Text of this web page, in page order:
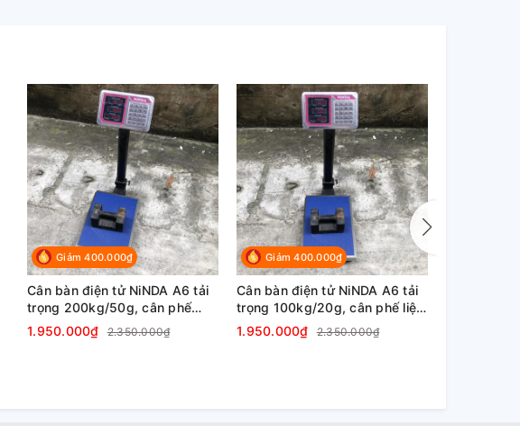
Giảm 400.000₫
Cân bàn điện tử NiNDA A6 tải
trọng 200kg/50g, cân phế
liệu, kim khí, nông sản
1.950.000₫ 2.350.000₫
Giảm 400.000₫
Cân bàn điện tử NiNDA A6 tải
trọng 100kg/20g, cân phế liệu,
kim khí, nông sản
1.950.000₫ 2.350.000₫